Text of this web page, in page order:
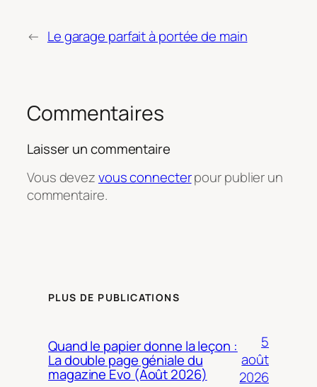
← Le garage parfait à portée de main
Commentaires
Laisser un commentaire
Vous devezvous connecterpour publier un
commentaire.
PLUS DE PUBLICATIONS
Quand le papier donne la leçon :
La double page géniale du
magazine Evo (Août 2026)
5
août
2026